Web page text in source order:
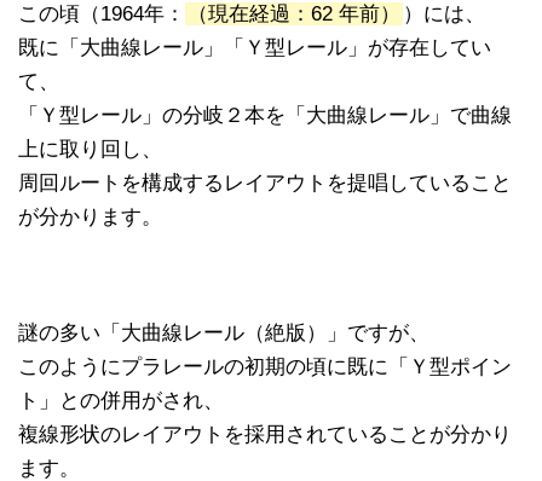
この頃（1964年： （現在経過： 62 年前）
）には、
既に「大曲線レール」「Ｙ型レール」が存在してい
て、
「Ｙ型レール」の分岐２本を「大曲線レール」で曲線
上に取り回し、
周回ルートを構成するレイアウトを提唱していること
が分かります。
謎の多い「大曲線レール（絶版）」ですが、
このようにプラレールの初期の頃に既に「Ｙ型ポイン
ト」との併用がされ、
複線形状のレイアウトを採用されていることが分かり
ます。